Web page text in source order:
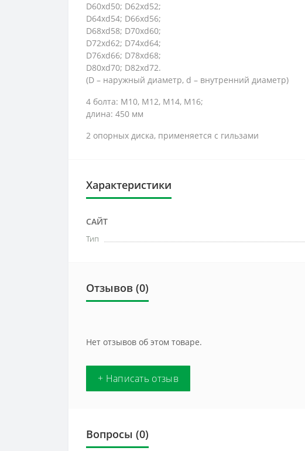
D60xd50; D62xd52;
D64xd54; D66xd56;
D68xd58; D70xd60;
D72xd62; D74xd64;
D76xd66; D78xd68;
D80xd70; D82xd72.
(D – наружный диаметр, d – внутренний диаметр)
4 болта: M10, M12, M14, M16;
длина: 450 мм
2 опорных диска, применяется с гильзами
Характеристики
САЙТ
Тип
Отзывов (0)
Нет отзывов об этом товаре.
+ Написать отзыв
Вопросы (0)